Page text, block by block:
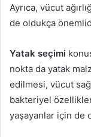
Ayrıca, vücut
de oldukça
Yatak seçimi
nokta da yatak
edilmesi, vücut
bakteriyel
yaşayanlar için de